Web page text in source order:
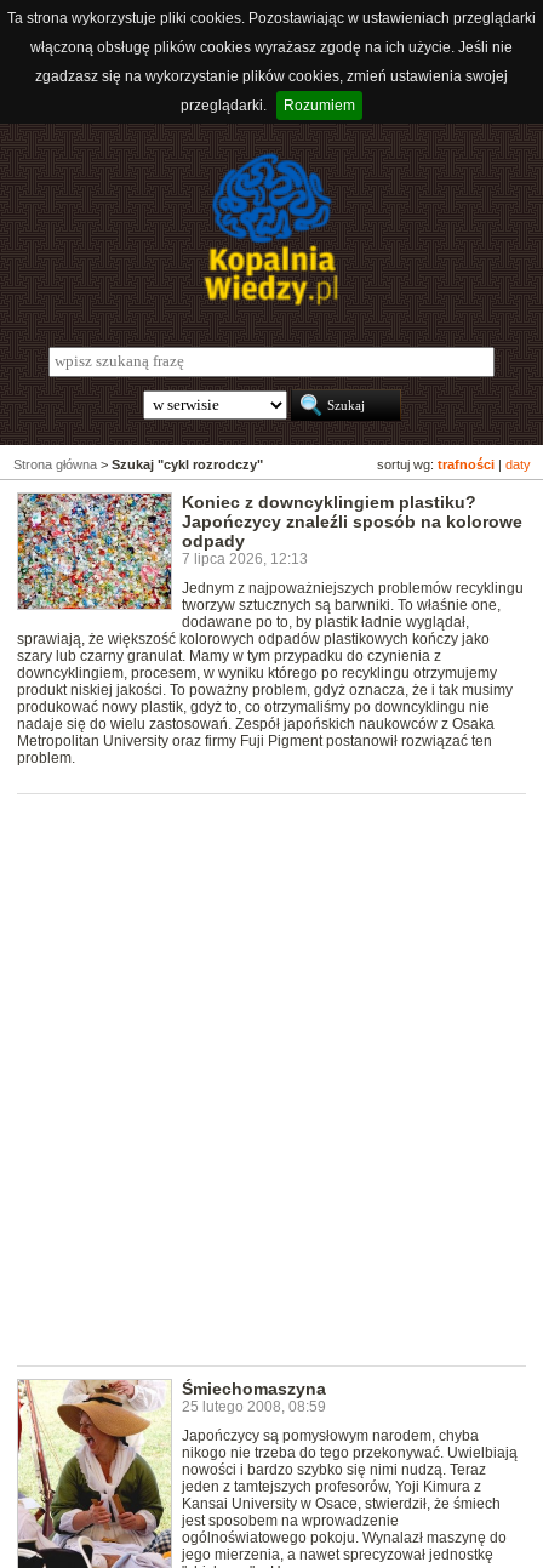
Ta strona wykorzystuje pliki cookies. Pozostawiając w ustawieniach przeglądarki
włączoną obsługę plików cookies wyrażasz zgodę na ich użycie. Jeśli nie
zgadzasz się na wykorzystanie plików cookies, zmień ustawienia swojej
przeglądarki.
Rozumiem
sortuj wg: trafności daty
Strona główna > Szukaj "cykl rozrodczy"
Koniec z downcyklingiem plastiku?
Japończycy znaleźli sposób na kolorowe
odpady
7 lipca 2026, 12:13
Jednym z najpoważniejszych problemów recyklingu
tworzyw sztucznych są barwniki. To właśnie one,
dodawane po to, by plastik ładnie wyglądał,
sprawiają, że większość kolorowych odpadów plastikowych kończy jako
szary lub czarny granulat. Mamy w tym przypadku do czynienia z
downcyklingiem, procesem, w wyniku którego po recyklingu otrzymujemy
produkt niskiej jakości. To poważny problem, gdyż oznacza, że i tak musimy
produkować nowy plastik, gdyż to, co otrzymaliśmy po downcyklingu nie
nadaje się do wielu zastosowań. Zespół japońskich naukowców z Osaka
Metropolitan University oraz firmy Fuji Pigment postanowił rozwiązać ten
problem.
Śmiechomaszyna
25 lutego 2008, 08:59
Japończycy są pomysłowym narodem, chyba
nikogo nie trzeba do tego przekonywać. Uwielbiają
nowości i bardzo szybko się nimi nudzą. Teraz
jeden z tamtejszych profesorów, Yoji Kimura z
Kansai University w Osace, stwierdził, że śmiech
jest sposobem na wprowadzenie
ogólnoświatowego pokoju. Wynalazł maszynę do
jego mierzenia, a nawet sprecyzował jednostkę